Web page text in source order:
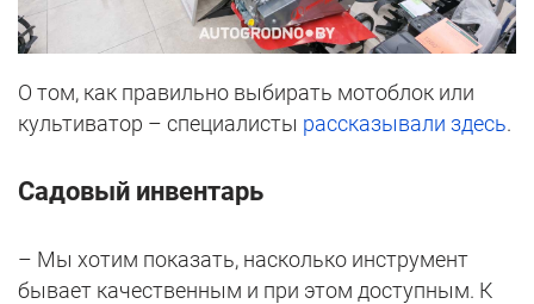
О том, как правильно выбирать мотоблок или
культиватор – специалисты рассказывали здесь.
Садовый инвентарь
– Мы хотим показать, насколько инструмент
бывает качественным и при этом доступным. К